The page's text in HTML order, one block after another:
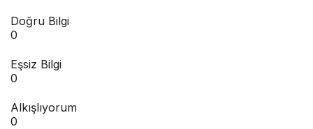
Doğru Bilgi
0
Eşsiz Bilgi
0
Alkışlıyorum
0